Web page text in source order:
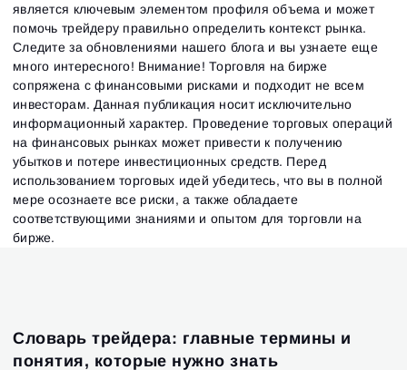
является ключевым элементом профиля объема и может
помочь трейдеру правильно определить контекст рынка.
Следите за обновлениями нашего блога и вы узнаете еще
много интересного! Внимание! Торговля на бирже
сопряжена с финансовыми рисками и подходит не всем
инвесторам. Данная публикация носит исключительно
информационный характер. Проведение торговых операций
на финансовых рынках может привести к получению
убытков и потере инвестиционных средств. Перед
использованием торговых идей убедитесь, что вы в полной
мере осознаете все риски, а также обладаете
соответствующими знаниями и опытом для торговли на
бирже.
Словарь трейдера: главные термины и
понятия, которые нужно знать